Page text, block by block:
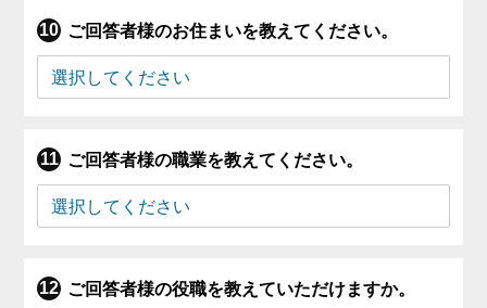
ご回答者様のお住まいを教えてください。
ご回答者様の職業を教えてください。
ご回答者様の役職を教えていただけますか。